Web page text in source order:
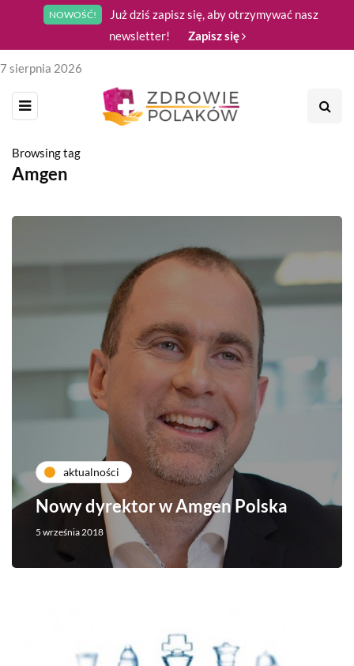
NOWOŚĆ!
Już dziś zapisz się, aby otrzymywać nasz
newsletter!
Zapisz się
7 sierpnia 2026
Browsing tag
Amgen
aktualności
Nowy dyrektor w Amgen Polska
5 września 2018